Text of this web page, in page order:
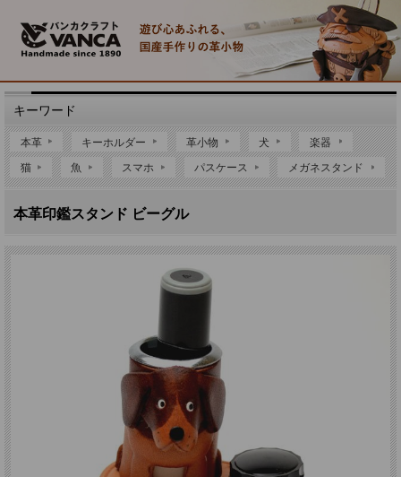
キーワード
本革 キーホルダー 革小物 犬 楽器
猫 魚 スマホ パスケース メガネスタンド
本革印鑑スタンド ビーグル